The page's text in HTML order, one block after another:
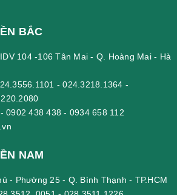
BẮC
104 -106 Tân Mai - Q. Hoàng Mai - Hà
-024.3218.1364 -
- 0902 438 438 - 0934 658 112
NAM
- Phường 25 - Q. Bình Thạnh - TP.HCM